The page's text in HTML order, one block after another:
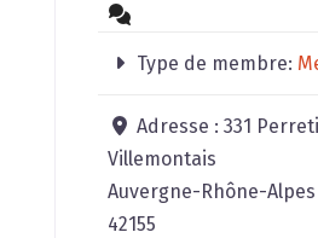
Type de membre:
Adresse :331
Villemontais
Auvergne-Rhône-Alpes
42155